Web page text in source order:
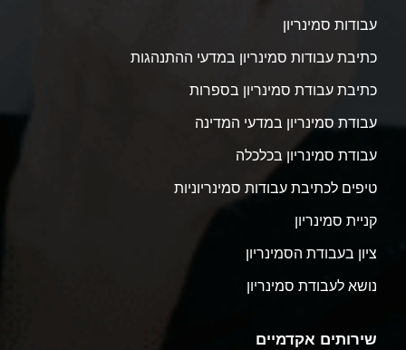
עבודות סמינריון
כתיבת עבודות סמינריון במדעי ההתנהגות
כתיבת עבודת סמינריון בספרות
עבודת סמינריון במדעי המדינה
עבודת סמינריון בכלכלה
טיפים לכתיבת עבודות סמינריוניות
קניית סמינריון
ציון בעבודת הסמינריון
נושא לעבודת סמינריון
שירותים אקדמיים